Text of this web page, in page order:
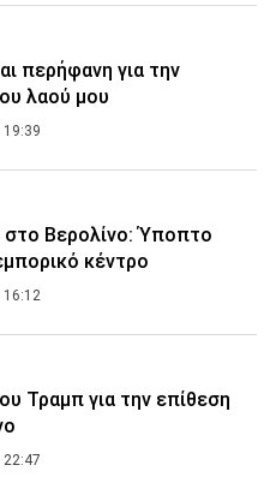
περήφανη για την
λαού μου
στο Βερολίνο: Ύποπτο
κέντρο
16:12
Τραμπ για την επίθεση